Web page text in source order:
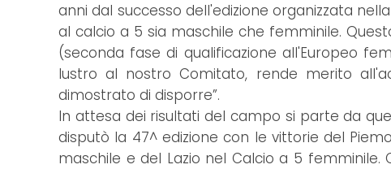
anni dal successo dell'edizione organizzata
al calcio a 5 sia maschile che femminile.
(seconda fase di qualificazione all'Europeo
lustro al nostro Comitato, rende merito
dimostrato di disporre”.
In attesa dei risultati del campo si parte da
disputò la 47^ edizione con le vittorie del
maschile e del Lazio nel Calcio a 5